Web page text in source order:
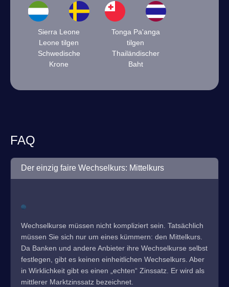
Sierra Leone
Leone tilgen
Schwedische
Krone
Tonga Pa'anga
tilgen
Thailändischer
Baht
FAQ
Der einzig faire Wechselkurs: Mittelkurs
Wechselkurse müssen nicht kompliziert sein. Tatsächlich
müssen Sie sich nur um eines kümmern: den Mittelkurs.
Da Banken und andere Anbieter ihre Wechselkurse selbst
festlegen, gibt es keinen einheitlichen Wechselkurs. Aber
in Wirklichkeit gibt es einen „echten“ Zinssatz. Er wird als
mittlerer Marktzinssatz bezeichnet.